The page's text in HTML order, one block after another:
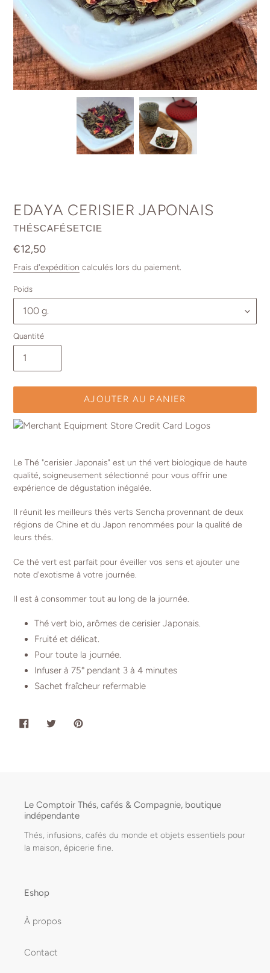
EDAYA CERISIER JAPONAIS
DISTRIBUTEUR
THÉSCAFÉSETCIE
Prix
normal
€12,50
Frais d'expédition calculés lors du paiement.
Poids
Quantité
AJOUTER AU PANIER
votre
panier
Le Thé "cerisier Japonais" est un thé vert biologique de haute
qualité, soigneusement sélectionné pour vous offrir une
expérience de dégustation inégalée.
Il réunit les meilleurs thés verts Sencha provennant de deux
régions de Chine et du Japon renommées pour la qualité de
leurs thés.
Ce thé vert est parfait pour éveiller vos sens et ajouter une
note d'exotisme à votre journée.
Il est à consommer tout au long de la journée.
Thé vert bio, arômes de cerisier Japonais.
Fruité et délicat.
Pour toute la journée.
Infuser à 75° pendant 3 à 4 minutes
Sachet fraîcheur refermable
PARTAGERTWEETER
Le Comptoir Thés, cafés & Compagnie, boutique
indépendante
Thés, infusions, cafés du monde et objets essentiels pour
la maison, épicerie fine.
Eshop
À propos
Contact